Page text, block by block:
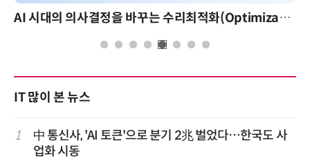
AI 시대의 의사결정을 바꾸는 수리최적화(Optimization): 실제 산업 적용 사례와 활용 전략 AI 핀옵스 실전 세미나: 폭증하는 AI 토큰 비용 관
IT 많이 본 뉴스
1
中 통신사, 'AI 토큰'으로 분기 2兆 벌었다…한국도 사
업화 시동